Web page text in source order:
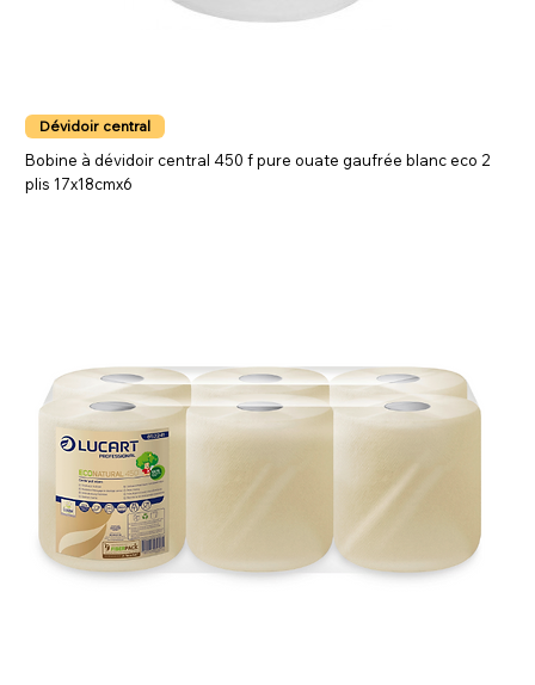
Dévidoir central
Bobine à dévidoir central 450 f pure ouate gaufrée blanc eco 2
plis 17x18cmx6